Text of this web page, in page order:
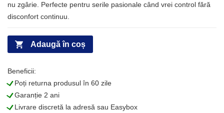
nu zgârie. Perfecte pentru serile pasionale când vrei control fără
disconfort continuu.
Adaugă în coș
Beneficii:
LPoți returna produsul în 60 zile
LGaranție 2 ani
LLivrare discretă la adresă sau Easybox